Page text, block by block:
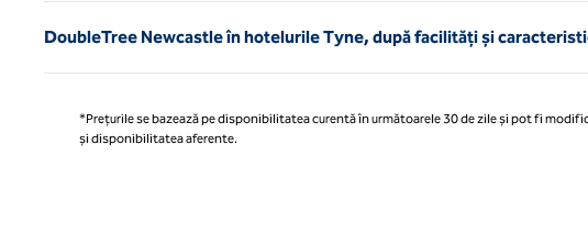
DoubleTree Newcastle în hotelurile Tyne, după facilități și
*Prețurile se bazează pe disponibilitatea curentă în următoarele 30 de zile și pot fi
și disponibilitatea aferente.